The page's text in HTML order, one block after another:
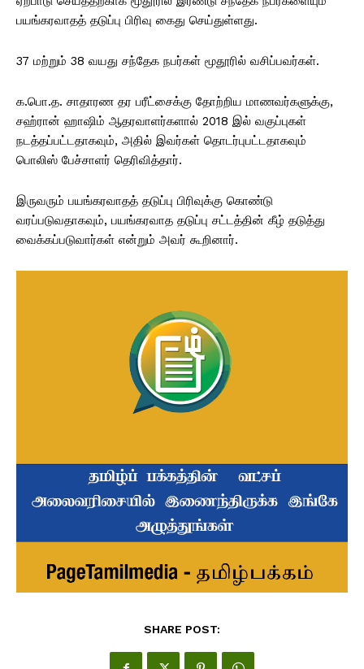
பயங்கரவாதத் தடுப்பு பிரிவு கைது செய்துள்ளது.
37 மற்றும் 38 வயது சந்தேக நபர்கள் மூதூரில் வசிப்பவர்கள்.
க.பொ.த. சாதாரண தர பரீட்சைக்கு தோற்றிய மாணவர்களுக்கு,
சஹ்ரான் ஹாஷிம் ஆதரவாளர்களால் 2018 இல் வகுப்புகள்
நடத்தப்பட்டதாகவும், அதில் இவர்கள் தொடர்புபட்டதாகவும்
பொலிஸ் பேச்சாளர் தெரிவித்தார்.
இருவரும் பயங்கரவாதத் தடுப்பு பிரிவுக்கு கொண்டு
வரப்படுவதாகவும், பயங்கரவாத தடுப்பு சட்டத்தின் கீழ் தடுத்து
வைக்கப்படுவார்கள் என்றும் அவர் கூறினார்.
SHARE POST: